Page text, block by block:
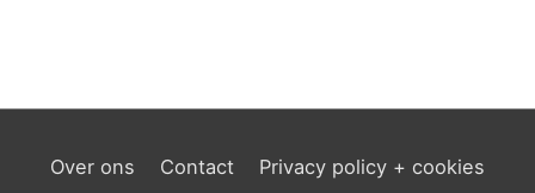
Over ons Contact
Privacy policy + cookies